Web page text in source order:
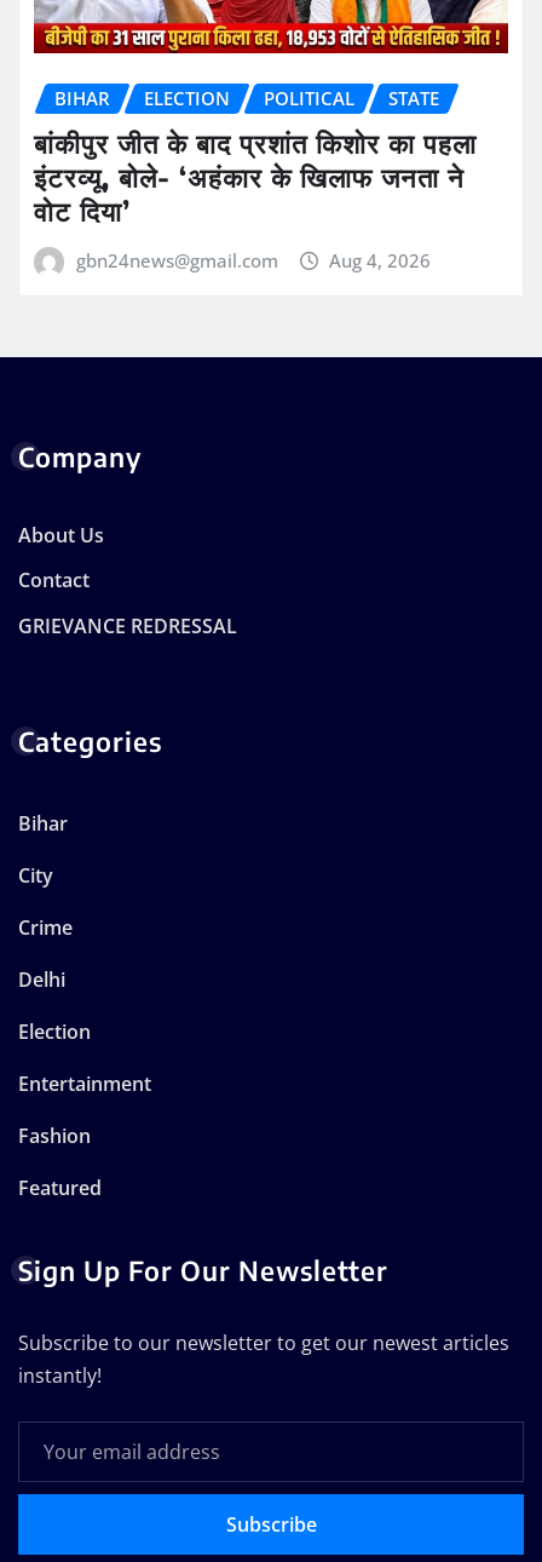
BIHAR ELECTION POLITICAL STATE
बांकीपुर जीत के बाद प्रशांत किशोर का पहला
इंटरव्यू, बोले- ‘अहंकार के खिलाफ जनता ने
वोट दिया’
gbn24news@gmail.com Aug 4, 2026
Company
About Us
Contact
GRIEVANCE REDRESSAL
Categories
Bihar
City
Crime
Delhi
Election
Entertainment
Fashion
Featured
Sign Up For Our Newsletter
Subscribe to our newsletter to get our newest articles
instantly!
Subscribe